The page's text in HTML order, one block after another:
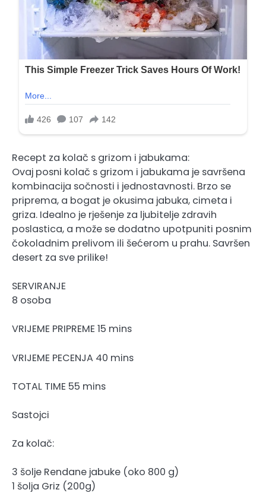
Recept za kolač s grizom i jabukama:
Ovaj posni kolač s grizom i jabukama je savršena
kombinacija sočnosti i jednostavnosti. Brzo se
priprema, a bogat je okusima jabuka, cimeta i
griza. Idealno je rješenje za ljubitelje zdravih
poslastica, a može se dodatno upotpuniti posnim
čokoladnim prelivom ili šećerom u prahu. Savršen
desert za sve prilike!
SERVIRANJE
8 osoba
VRIJEME PRIPREME 15 mins
VRIJEME PECENJA 40 mins
TOTAL TIME 55 mins
Sastojci
Za kolač:
3 šolje Rendane jabuke (oko 800 g)
1 šolja Griz (200g)